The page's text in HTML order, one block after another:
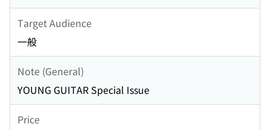
Target Audience
一般
Note (General)
YOUNG GUITAR Special Issue
Price